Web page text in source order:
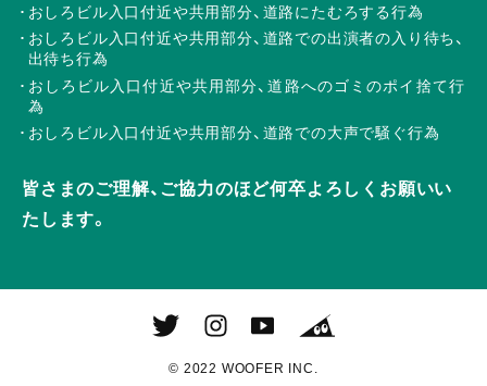
おしろビル入口付近や共用部分、道路にたむろする行為
おしろビル入口付近や共用部分、道路での出演者の入り待ち、
出待ち行為
おしろビル入口付近や共用部分、道路へのゴミのポイ捨て行
為
おしろビル入口付近や共用部分、道路での大声で騒ぐ行為
皆さまのご理解、ご協力のほど何卒よろしくお願いい
たします。
© 2022 WOOFER INC.